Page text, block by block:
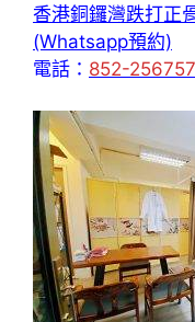
香港銅鑼灣跌打正
(Whatsapp預約)
電話： 852-